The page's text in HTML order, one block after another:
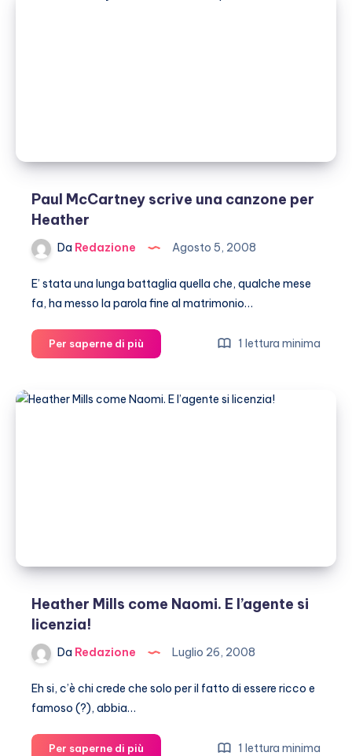
Paul McCartney scrive una canzone per
Heather
Da Redazione Agosto 5, 2008
E’ stata una lunga battaglia quella che, qualche mese
fa, ha messo la parola fine al matrimonio…
Per saperne di più
McCartney
una
1 lettura minima
Heather Mills come Naomi. E l’agente si
licenzia!
Da Redazione Luglio 26, 2008
Eh si, c’è chi crede che solo per il fatto di essere ricco e
famoso (?), abbia…
Per saperne di più 1 lettura minima